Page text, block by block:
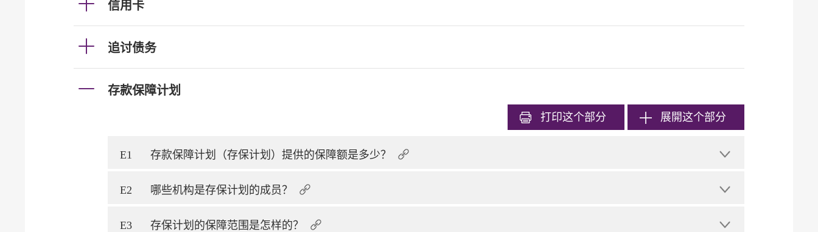
信用卡
追讨债务
存款保障计划
打印这个部分 展開这个部分
E1 存款保障计划（存保计划）提供的保障额是多少？
E2 哪些机构是存保计划的成员？
E3 存保计划的保障范围是怎样的？